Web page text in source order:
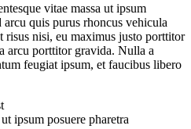
vitae massa ut ipsum
quis purus rhoncus vehicula
risus nisi, eu maximus justo porttitor
arcu porttitor gravida. Nulla a
feugiat ipsum, et faucibus libero
ipsum posuere pharetra